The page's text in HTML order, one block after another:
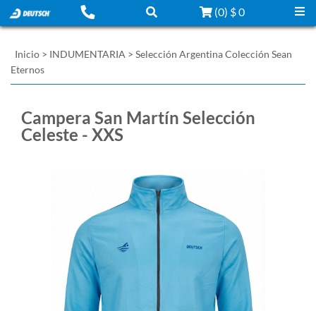
(0) $ 0
Inicio > INDUMENTARIA > Selección Argentina Colección Sean
Eternos
Campera San Martín Selección
Celeste - XXS